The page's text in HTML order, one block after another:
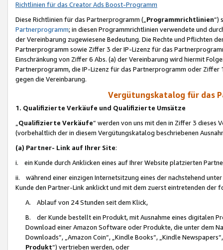
Richtlinien für das Creator Ads Boost-Programm
Diese Richtlinien für das Partnerprogramm („Programmrichtlinien“)
Partnerprogramm; in diesen Programmrichtlinien verwendete und
der Vereinbarung zugewiesene Bedeutung. Die Rechte und Pflichten
Partnerprogramm sowie Ziffer 3 der IP-Lizenz für das
Einschränkung von Ziffer 6 Abs. (a) der Vereinbarung wird hiermit
Partnerprogramm, die IP-Lizenz für das Partnerprogramm oder
gegen die Vereinbarung.
Vergütungskatalog für das
1. Qualifizierte Verkäufe und Qualifizierte Umsätze
Qualifizierte Verkäufe“ werden von uns mit den in Ziffer 3
(vorbehaltlich der in diesem Vergütungskatalog beschriebenen
(a) Partner- Link auf Ihrer Site:
i. ein Kunde durch Anklicken eines auf Ihrer Website platzierten
ii. während einer einzigen Internetsitzung eines der nachstehend
Kunde den Partner-Link anklickt und mit dem zuerst eintretenden der
A. Ablauf von 24 Stunden seit dem Klick,
B. der Kunde bestellt ein Produkt, mit Ausnahme eines digitalen
Download einer Amazon Software oder Produkte, die unter dem
Downloads“, „Amazon Coin“, „Kindle Books“, „Kindle
Produkt“) vertrieben werden, oder